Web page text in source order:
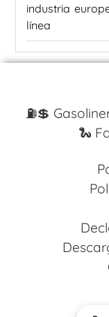
industria
línea
⛽️💲
🐍